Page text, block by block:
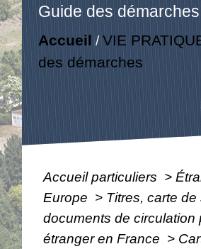
Guide des démarches
Accueil /VIE
des démarches
Accueil particuliers >
Europe > Titres, carte
documents de circulation
étranger en France >